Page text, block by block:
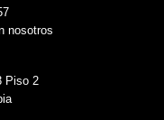
nosotros
Piso 2